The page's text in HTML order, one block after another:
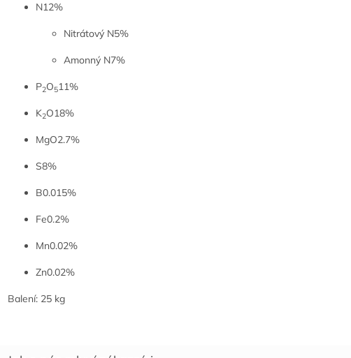
N12%
Nitrátový N5%
Amonný N7%
P2O511%
K2O18%
MgO2.7%
S8%
B0.015%
Fe0.2%
Mn0.02%
Zn0.02%
Balení: 25 kg